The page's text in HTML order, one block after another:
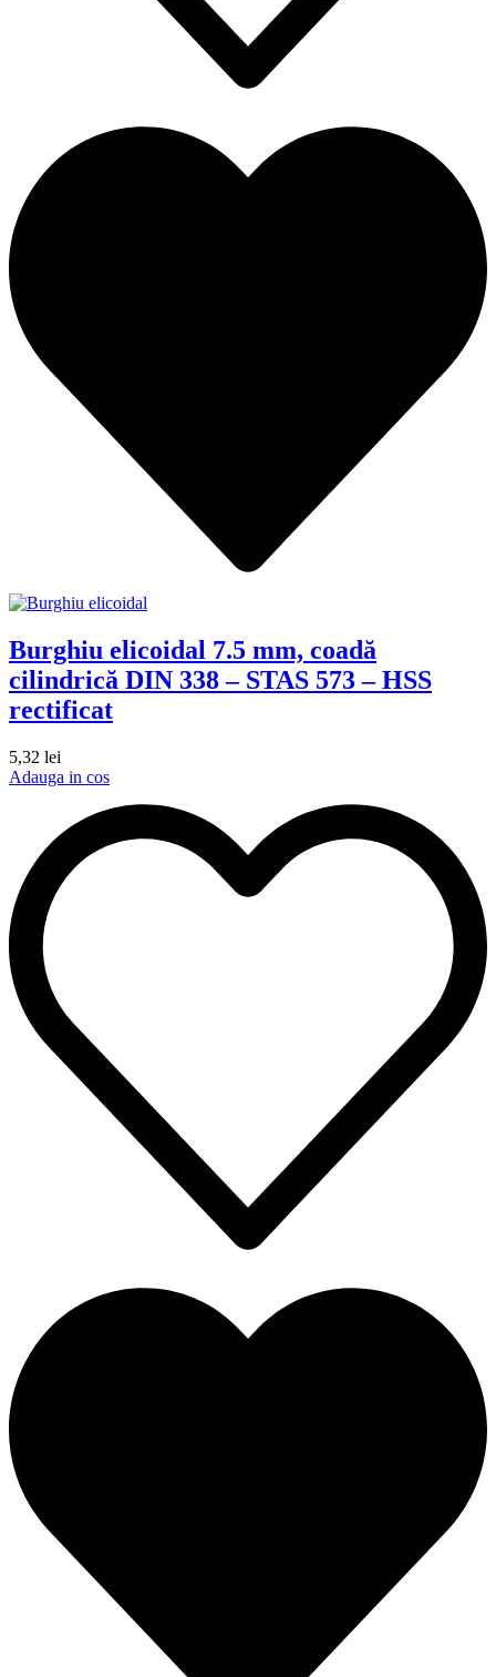
Burghiu elicoidal 7.5 mm, coadă
cilindrică DIN 338 – STAS 573 – HSS
rectificat
5,32 lei
Adauga in cos